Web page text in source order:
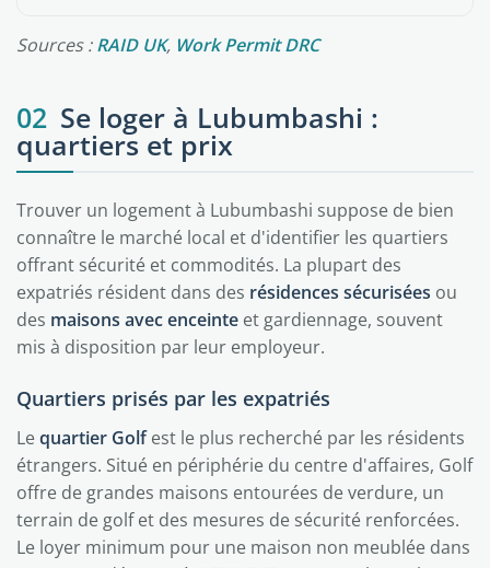
Sources :RAID UK, Work Permit DRC
02 Se loger à Lubumbashi :
quartiers et prix
Trouver un logement à Lubumbashi suppose de bien
connaître le marché local et d'identifier les quartiers
offrant sécurité et commodités. La plupart des
expatriés résident dans des résidences sécurisées ou
des maisons avec enceinte et gardiennage, souvent
mis à disposition par leur employeur.
Quartiers prisés par les expatriés
Lequartier Golfest le plus recherché par les résidents
étrangers. Situé en périphérie du centre d'affaires, Golf
offre de grandes maisons entourées de verdure, un
terrain de golf et des mesures de sécurité renforcées.
Le loyer minimum pour une maison non meublée dans